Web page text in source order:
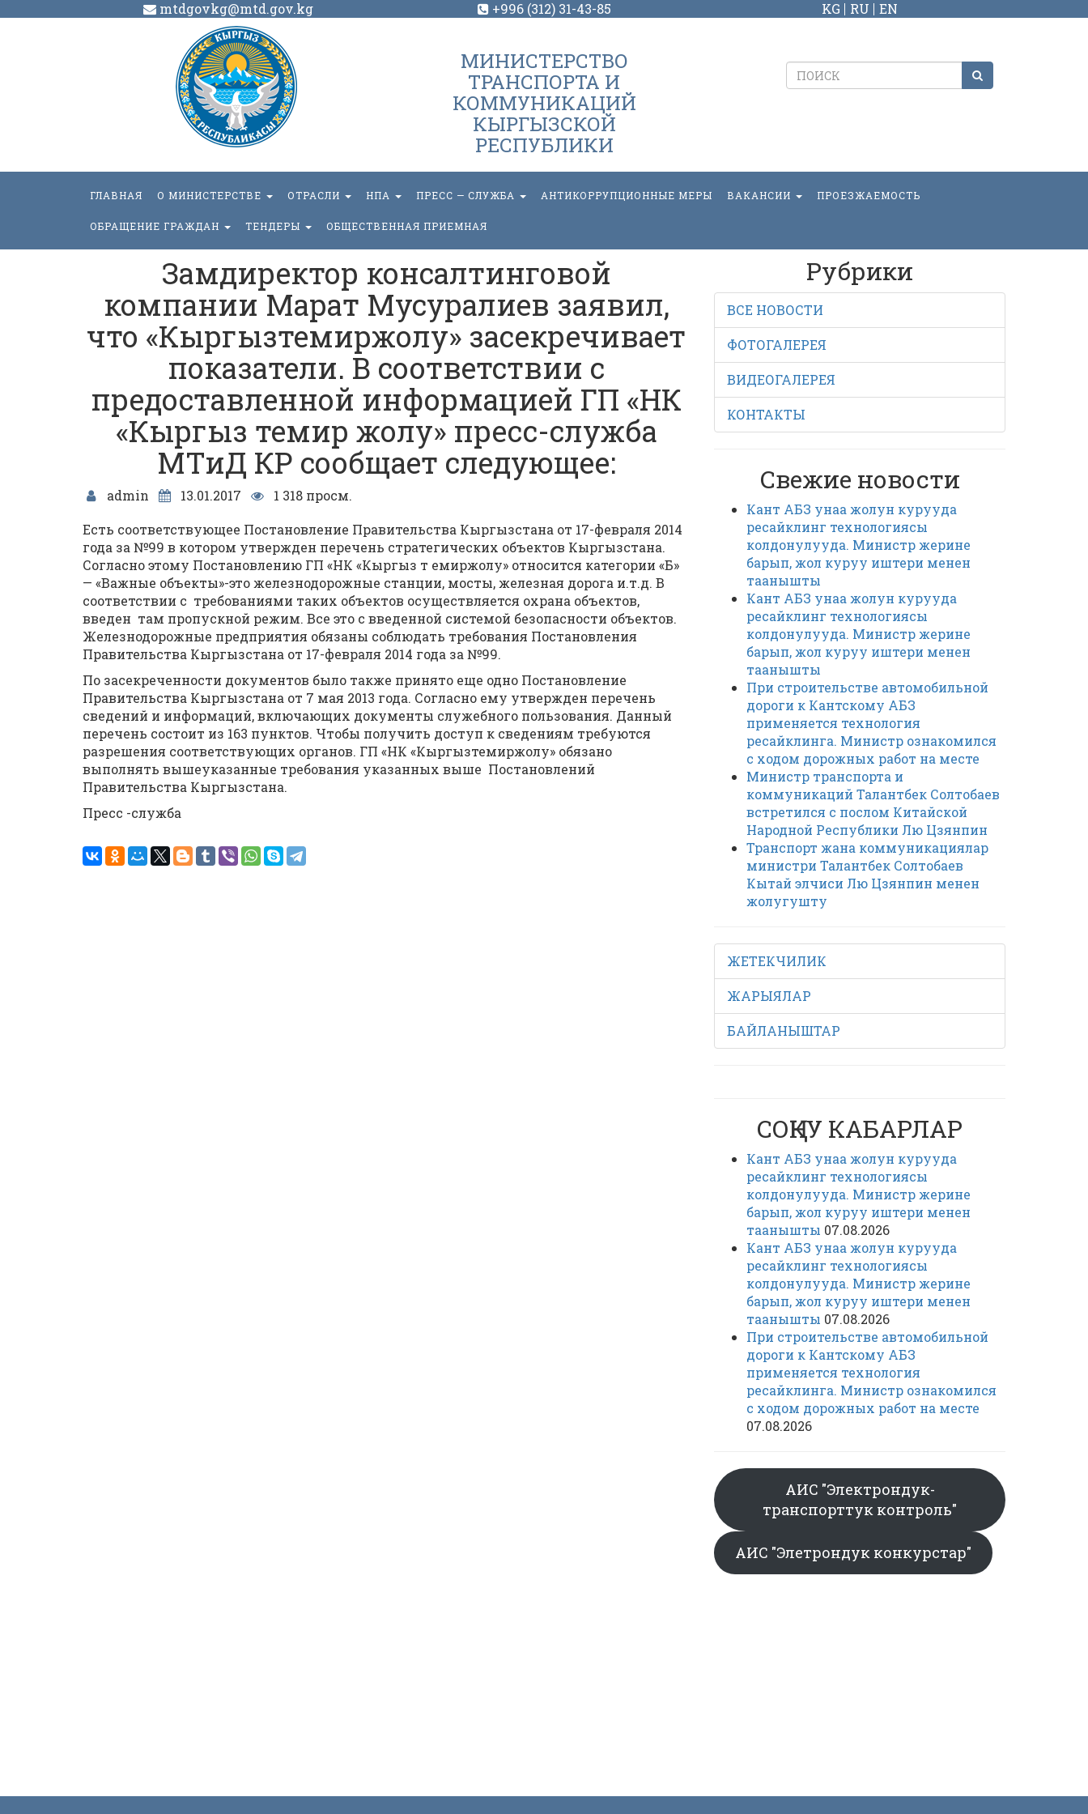
mtdgovkg@mtd.gov.kg +996 (312) 31-43-85 KG RU EN
МИНИСТЕРСТВО
ТРАНСПОРТА И
КОММУНИКАЦИЙ
КЫРГЫЗСКОЙ
РЕСПУБЛИКИ
ГЛАВНАЯ О МИНИСТЕРСТВЕ ОТРАСЛИ НПА ПРЕСС — СЛУЖБА АНТИКОРРУПЦИОННЫЕ МЕРЫ ВАКАНСИИ ПРОЕЗЖАЕМОСТЬ
ОБРАЩЕНИЕ ГРАЖДАН ТЕНДЕРЫ ОБЩЕСТВЕННАЯ ПРИЕМНАЯ
Замдиректор консалтинговой
компании Марат Мусуралиев заявил,
что «Кыргызтемиржолу» засекречивает
показатели. В соответствии с
предоставленной информацией ГП «НК
«Кыргыз темир жолу» пресс-служба
МТиД КР сообщает следующее:
admin 13.01.2017
1 318 просм.
Есть соответствующее Постановление Правительства Кыргызстана от 17-февраля 2014
года за №99 в котором утвержден перечень стратегических объектов Кыргызстана.
Согласно этому Постановлению ГП «НК «Кыргыз т емиржолу» относится категории «Б»
— «Важные объекты»-это железнодорожные станции, мосты, железная дорога и.т.д. В
соответствии с требованиями таких объектов осуществляется охрана объектов,
введен там пропускной режим. Все это с введенной системой безопасности объектов.
Железнодорожные предприятия обязаны соблюдать требования Постановления
Правительства Кыргызстана от 17-февраля 2014 года за №99.
По засекреченности документов было также принято еще одно Постановление
Правительства Кыргызстана от 7 мая 2013 года. Согласно ему утвержден перечень
сведений и информаций, включающих документы служебного пользования. Данный
перечень состоит из 163 пунктов. Чтобы получить доступ к сведениям требуются
разрешения соответствующих органов. ГП «НК «Кыргызтемиржолу» обязано
выполнять вышеуказанные требования указанных выше Постановлений
Правительства Кыргызстана.
Пресс -служба
Рубрики
ВСЕ НОВОСТИ
ФОТОГАЛЕРЕЯ
ВИДЕОГАЛЕРЕЯ
КОНТАКТЫ
Свежие новости
Кант АБЗ унаа жолун курууда
ресайклинг технологиясы
колдонулууда. Министр жерине
барып, жол куруу иштери менен
таанышты
Кант АБЗ унаа жолун курууда
ресайклинг технологиясы
колдонулууда. Министр жерине
барып, жол куруу иштери менен
таанышты
При строительстве автомобильной
дороги к Кантскому АБЗ
применяется технология
ресайклинга. Министр ознакомился
с ходом дорожных работ на месте
Министр транспорта и
коммуникаций Талантбек Солтобаев
встретился с послом Китайской
Народной Республики Лю Цзянпин
Транспорт жана коммуникациялар
министри Талантбек Солтобаев
Кытай элчиси Лю Цзянпин менен
жолугушту
ЖЕТЕКЧИЛИК
ЖАРЫЯЛАР
БАЙЛАНЫШТАР
СОҢКУ КАБАРЛАР
Кант АБЗ унаа жолун курууда
ресайклинг технологиясы
колдонулууда. Министр жерине
барып, жол куруу иштери менен
таанышты 07.08.2026
Кант АБЗ унаа жолун курууда
ресайклинг технологиясы
колдонулууда. Министр жерине
барып, жол куруу иштери менен
таанышты 07.08.2026
При строительстве автомобильной
дороги к Кантскому АБЗ
применяется технология
ресайклинга. Министр ознакомился
с ходом дорожных работ на месте
07.08.2026
АИС "Электрондук-
транспорттук контроль"
АИС "Элетрондук конкурстар"